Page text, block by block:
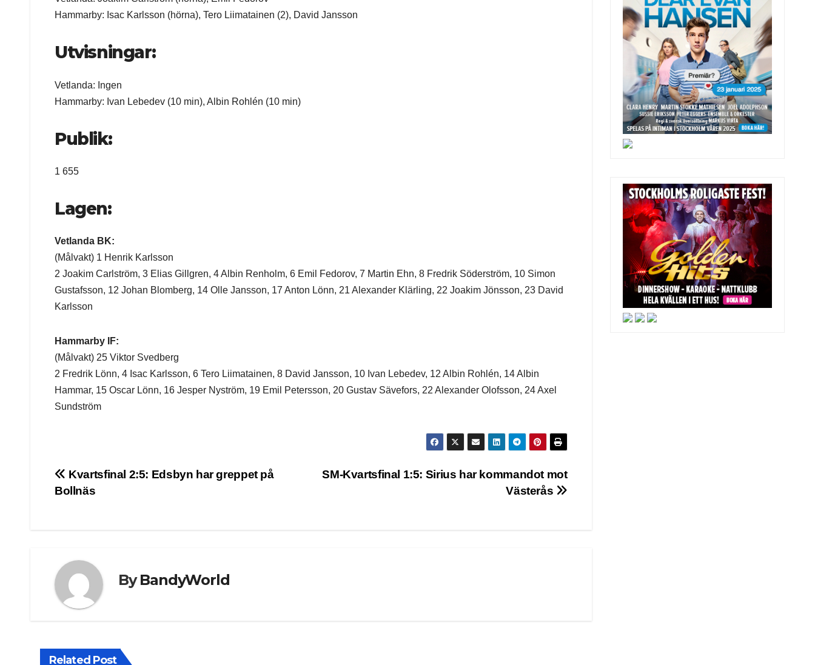
Hammarby: Isac Karlsson (hörna), Tero Liimatainen (2), David Jansson
Utvisningar:
Vetlanda: Ingen
Hammarby: Ivan Lebedev (10 min), Albin Rohlén (10 min)
Publik:
1 655
Lagen:
Vetlanda BK:
(Målvakt) 1 Henrik Karlsson
2 Joakim Carlström, 3 Elias Gillgren, 4 Albin Renholm, 6 Emil Fedorov, 7 Martin Ehn, 8 Fredrik Söderström, 10 Simon
Gustafsson, 12 Johan Blomberg, 14 Olle Jansson, 17 Anton Lönn, 21 Alexander Klärling, 22 Joakim Jönsson, 23 David
Karlsson
Hammarby IF:
(Målvakt) 25 Viktor Svedberg
2 Fredrik Lönn, 4 Isac Karlsson, 6 Tero Liimatainen, 8 David Jansson, 10 Ivan Lebedev, 12 Albin Rohlén, 14 Albin
Hammar, 15 Oscar Lönn, 16 Jesper Nyström, 19 Emil Petersson, 20 Gustav Sävefors, 22 Alexander Olofsson, 24 Axel
Sundström
Post
SM-Kvartsfinal 1:5: Sirius har kommandot mot
Västerås
Kvartsfinal 2:5: Edsbyn har greppet på
Bollnäs
ByBandyWorld
Related Post